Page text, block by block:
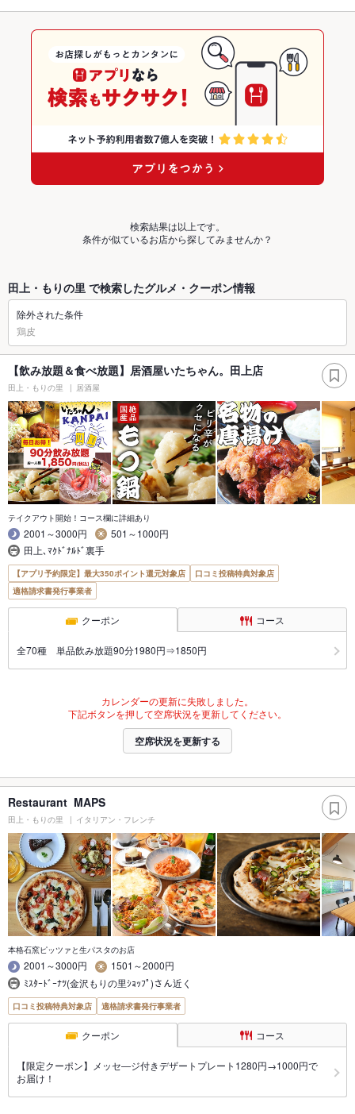
検索結果は以上です。
条件が似ているお店から探してみませんか？
田上・もりの里 で検索したグルメ・クーポン情報
除外された条件
鶏皮
【飲み放題＆食べ放題】居酒屋いたちゃん。田上店
田上・もりの里 居酒屋
テイクアウト開始！コース欄に詳細あり
2001～3000円
501～1000円
田上､ﾏｸﾄﾞﾅﾙﾄﾞ裏手
【アプリ予約限定】最大350ポイント還元対象店
口コミ投稿特典対象店
適格請求書発行事業者
クーポン コース
全70種 単品飲み放題90分1980円⇒1850円
カレンダーの更新に失敗しました。
下記ボタンを押して空席状況を更新してください。
空席状況を更新する
Restaurant MAPS
田上・もりの里 イタリアン・フレンチ
本格石窯ピッツァと生パスタのお店
2001～3000円
1501～2000円
ﾐｽﾀｰﾄﾞｰﾅﾂ(金沢もりの里ｼｮｯﾌﾟ)さん近く
口コミ投稿特典対象店 適格請求書発行事業者
クーポン コース
【限定クーポン】メッセ―ジ付きデザートプレート1280円→1000円で
お届け！